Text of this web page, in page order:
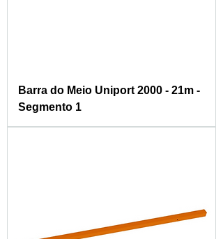
Barra do Meio Uniport 2000 - 21m -
Segmento 1